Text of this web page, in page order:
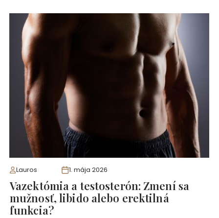
Lauros 1. mája 2026
Vazektómia a testosterón: Zmení sa
mužnosť, libido alebo erektilná
funkcia?